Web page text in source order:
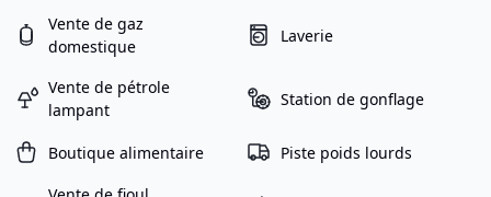
Vente de gaz
domestique
Laverie
Vente de pétrole
lampant
Station de gonflage
Boutique alimentaire Piste poids lourds